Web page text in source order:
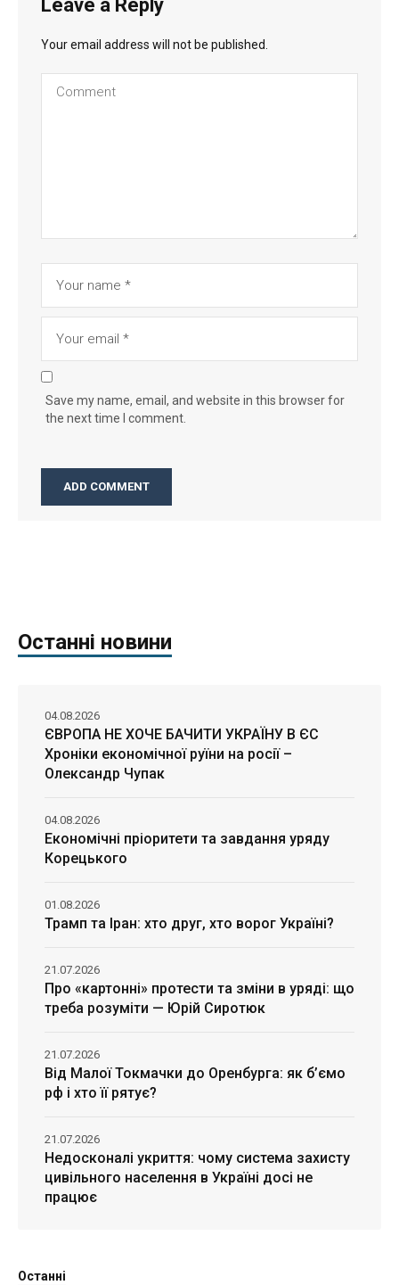
Leave a Reply
Your email address will not be published.
Save my name, email, and website in this browser for
the next time I comment.
Останні новини
ЄВРОПА НЕ ХОЧЕ БАЧИТИ УКРАЇНУ В ЄС
Хроніки економічної руїни на росії –
Олександр Чупак
04.08.2026
Економічні пріоритети та завдання уряду
Корецького
04.08.2026
Трамп та Іран: хто друг, хто ворог Україні?
01.08.2026
Про «картонні» протести та зміни в уряді: що
треба розуміти — Юрій Сиротюк
21.07.2026
Від Малої Токмачки до Оренбурга: як б’ємо
рф і хто її рятує?
21.07.2026
Недосконалі укриття: чому система захисту
цивільного населення в Україні досі не
працює
21.07.2026
Останні